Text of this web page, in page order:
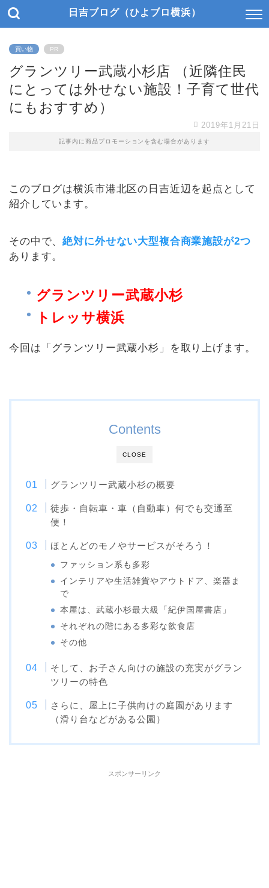
日吉ブログ（ひよブロ横浜）
買い物 PR
グランツリー武蔵小杉店 （近隣住民
にとっては外せない施設！子育て世代
にもおすすめ）
2019年1月21日
記事内に商品プロモーションを含む場合があります
このブログは横浜市港北区の日吉近辺を起点として
紹介しています。
その中で、絶対に外せない大型複合商業施設が2つ
あります。
グランツリー武蔵小杉
トレッサ横浜
今回は「グランツリー武蔵小杉」を取り上げます。
CLOSE
Contents
グランツリー武蔵小杉の概要
徒歩・自転車・車（自動車）何でも交通至
便！
ほとんどのモノやサービスがそろう！
ファッション系も多彩
インテリアや生活雑貨やアウトドア、楽器ま
で
本屋は、武蔵小杉最大級「紀伊国屋書店」
それぞれの階にある多彩な飲食店
その他
そして、お子さん向けの施設の充実がグラン
ツリーの特色
さらに、屋上に子供向けの庭園があります
（滑り台などがある公園）
スポンサーリンク